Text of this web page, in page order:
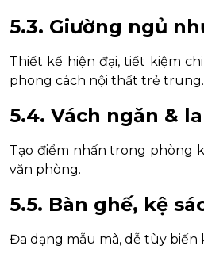
5.3. Giường ngủ
Thiết kế hiện đại, tiết kiệm
phong cách nội thất trẻ trung.
5.4. Vách ngăn &
Tạo điểm nhấn trong phòng
văn phòng.
5.5. Bàn ghế, kệ
Đa dạng mẫu mã, dễ tùy biến